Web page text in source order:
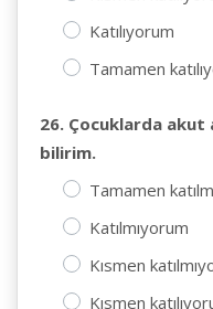
Katılıyorum
Tamamen
26. Çocuklarda akut
bilirim.
Tamamen
Katılmıyorum
Kısmen
Kısmen